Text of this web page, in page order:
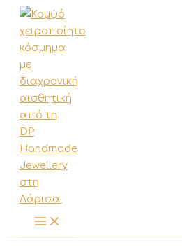
Μετάβαση
στο
περιεχόμενο